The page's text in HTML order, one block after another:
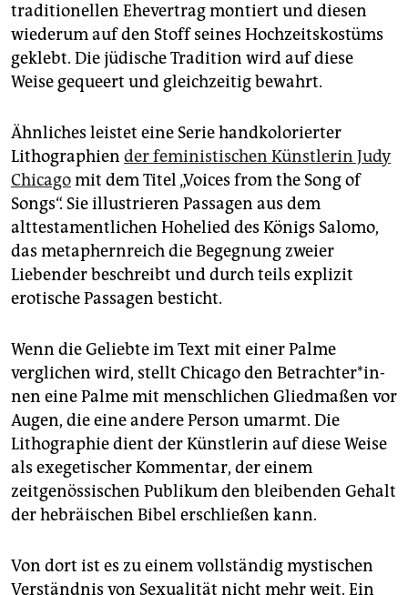
traditionellen Ehevertrag montiert und diesen
wiederum auf den Stoff seines Hochzeitskostüms
geklebt. Die jüdische Tradition wird auf diese
Weise gequeert und gleichzeitig bewahrt.
Ähnliches leistet eine Serie handkolorierter
Lithographien der feministischen Künstlerin Judy
Chicagomit dem Titel „Voices from the Song of
Songs“. Sie illustrieren Passagen aus dem
alttestamentlichen Hohelied des Königs Salomo,
das metaphernreich die Begegnung zweier
Liebender beschreibt und durch teils explizit
erotische Passagen besticht.
Wenn die Geliebte im Text mit einer Palme
verglichen wird, stellt Chicago den Be­trach­te­r*in­
nen eine Palme mit menschlichen Gliedmaßen vor
Augen, die eine andere Person umarmt. Die
Lithographie dient der Künstlerin auf diese Weise
als exegetischer Kommentar, der einem
zeitgenössischen Publikum den bleibenden Gehalt
der hebräischen Bibel erschließen kann.
Von dort ist es zu einem vollständig mystischen
Verständnis von Sexualität nicht mehr weit. Ein